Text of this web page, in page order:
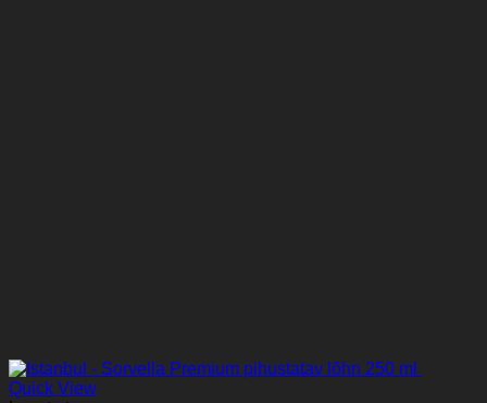
Quick View